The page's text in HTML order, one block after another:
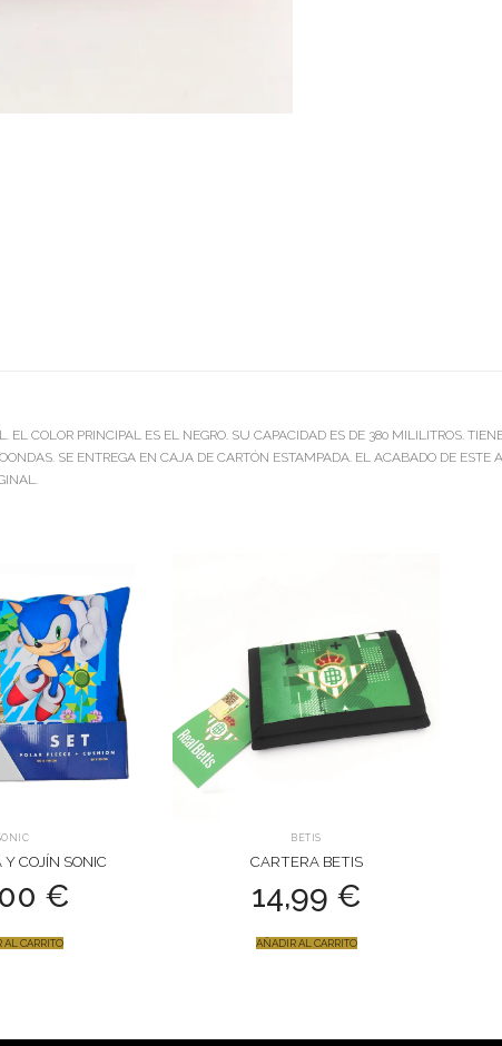
COLOR PRINCIPAL ES EL NEGRO. SU CAPACIDAD ES DE 380 MILILITROS.
SE ENTREGA EN CAJA DE CARTÓN ESTAMPADA. EL ACABADO DE ESTE
COJÍN SONIC
€
AL CARRITO
BETIS
CARTERA BETIS
14,99 €
AÑADIR AL CARRITO